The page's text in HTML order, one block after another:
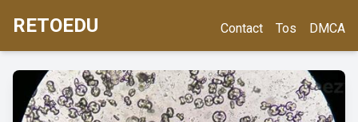
RETOEDU Contact Tos DMCA